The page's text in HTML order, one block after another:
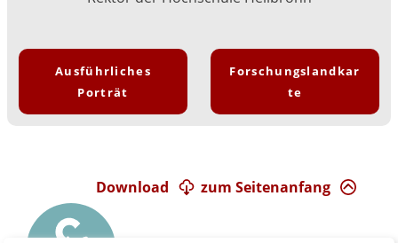
Ausführliches
Porträt
Forschungslandkar
te
zum Seitenanfang
Download